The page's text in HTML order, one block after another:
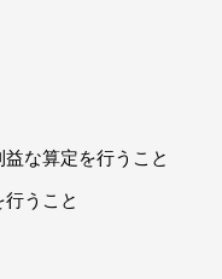
な算定を行うこと
うこと